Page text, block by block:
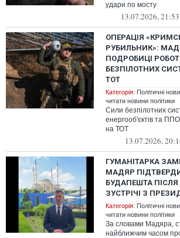
удари по мосту
13.07.2026, 21:53
ОПЕРАЦІЯ
РУБИЛЬНИК»:
ПОДРОБИЦІ
БЕЗПІЛОТНИХ
ТОТ
Категорія: Політичні
читати новини політики
Сили безпілотних
енергооб'єктів та
на ТОТ
13.07.2026,
ГУМАНІТАРКА
МАДЯР
БУДАПЕШТА ПІСЛЯ
ЗУСТРІЧІ З
Категорія: Політичні
читати новини політики
За словами Мадяра,
найближчим часом